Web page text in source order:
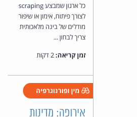
כל ארגון שמבצע scraping
לצורך פיתוח, אימון או שיפור
מודלים של בינה מלאכותית
צריך לבחון ...
זמן קריאה:
מין ופורנוגרפיה
אירופה: מדינות